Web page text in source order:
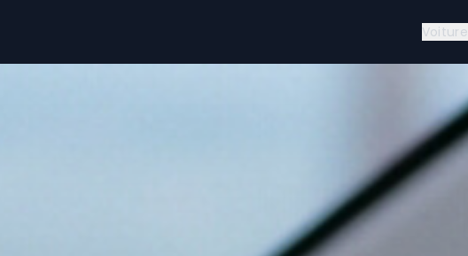
Voiture